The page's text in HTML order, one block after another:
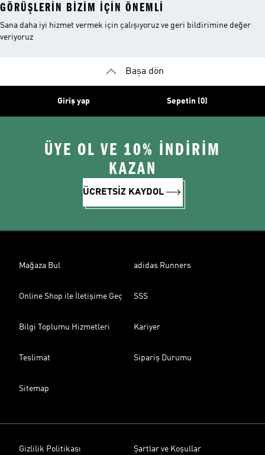
GÖRÜŞLERIN BIZIM IÇIN ÖNEMLI
Sana daha iyi hizmet vermek için çalışıyoruz ve geri bildirimine değer
veriyoruz
Başa dön
Giriş yap Sepetin (0)
ÜYE OL VE 10% İNDİRİM
KAZAN
ÜCRETSİZ KAYDOL
Mağaza Bul adidas Runners
Online Shop ile İletişime Geç SSS
Bilgi Toplumu Hizmetleri Kariyer
Teslimat Sipariş Durumu
Sitemap
Gizlilik Politikası Şartlar ve Koşullar